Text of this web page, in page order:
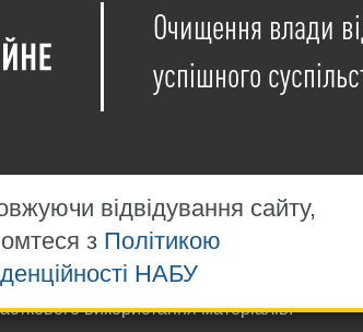
Очищення влади
успішного
на умовах ліцензії
Creative
яких матеріалів, розміщених на сайті,
використання матеріалів.
відвідування сайту,
з Політикою
НАБУ